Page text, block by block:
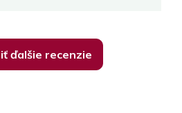
ďalšie recenzie